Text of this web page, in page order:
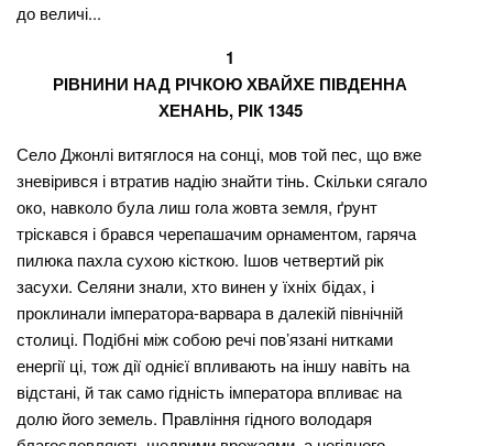
до величі...
1
РІВНИНИ НАД РІЧКОЮ ХВАЙХЕ ПІВДЕННА
ХЕНАНЬ, РІК 1345
Село Джонлі витяглося на сонці, мов той пес, що вже
зневірився і втратив надію знайти тінь. Скільки сягало
око, навколо була лиш гола жовта земля, ґрунт
тріскався і брався черепашачим орнаментом, гаряча
пилюка пахла сухою кісткою. Ішов четвертий рік
засухи. Селяни знали, хто винен у їхніх бідах, і
проклинали імператора-варвара в далекій північній
столиці. Подібні між собою речі пов’язані нитками
енергії ці, тож дії однієї впливають на іншу навіть на
відстані, й так само гідність імператора впливає на
долю його земель. Правління гідного володаря